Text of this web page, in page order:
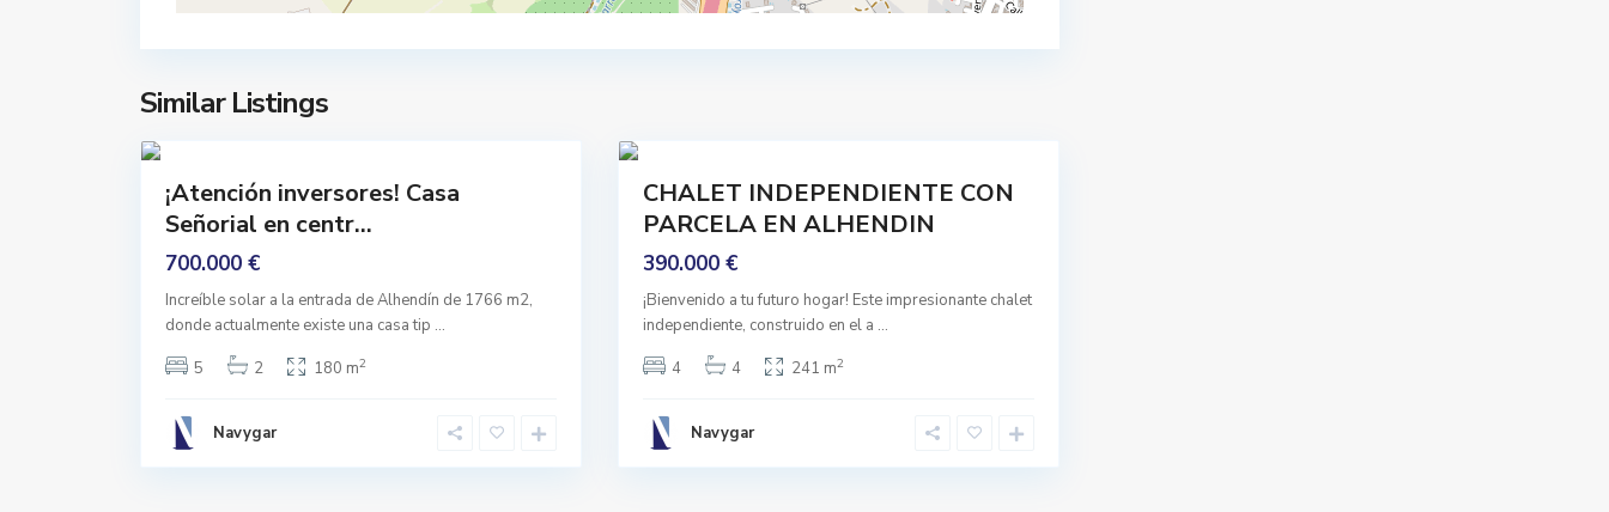
Similar Listings
n
i
¡Atención inversores! Casa
Señorial en centr...
700.000 €
Increíble solar a la entrada de Alhendín de 1766 m2,
donde actualmente existe una casa tip ...
5
2 180 m2
Navygar
n
CHALET INDEPENDIENTE CON
PARCELA EN ALHENDIN
390.000 €
¡Bienvenido a tu futuro hogar! Este impresionante chalet
independiente, construido en el a ...
4
4 241 m2
Navygar